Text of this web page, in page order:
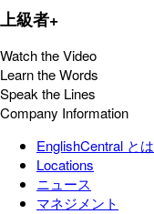
上級者+
Watch the Video
Learn the Words
Speak the Lines
Company Information
EnglishCentral とは
Locations
ニュース
マネジメント